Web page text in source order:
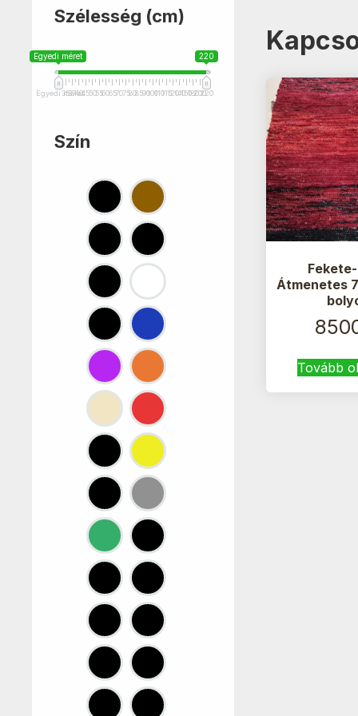
Átmenetes
Tovább
Szélesség (cm)
Egyedi méret 220
Egyedi méret
35374045505560657075808590100110115120140150180200220
Szín